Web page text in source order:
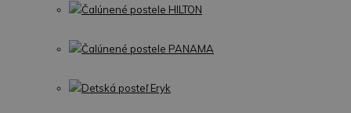
Čalúnené postele HILTON
Čalúnené postele PANAMA
Detská posteľ Eryk